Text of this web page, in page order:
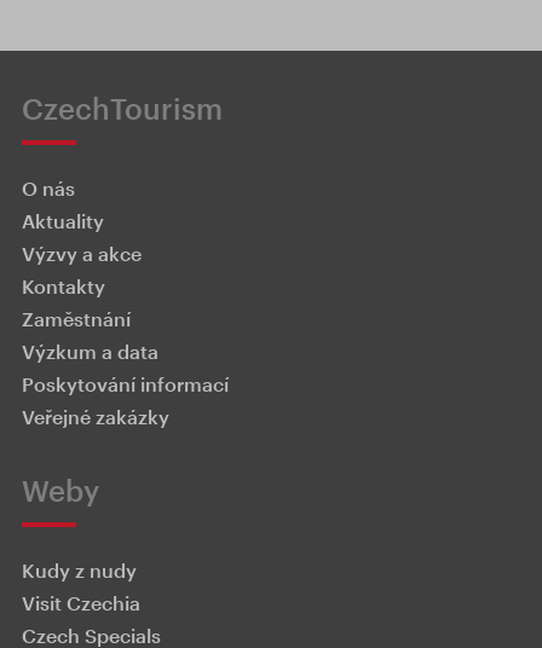
CzechTourism
O nás
Aktuality
Výzvy a akce
Kontakty
Zaměstnání
Výzkum a data
Poskytování informací
Veřejné zakázky
Weby
Kudy z nudy
Visit Czechia
Czech Specials